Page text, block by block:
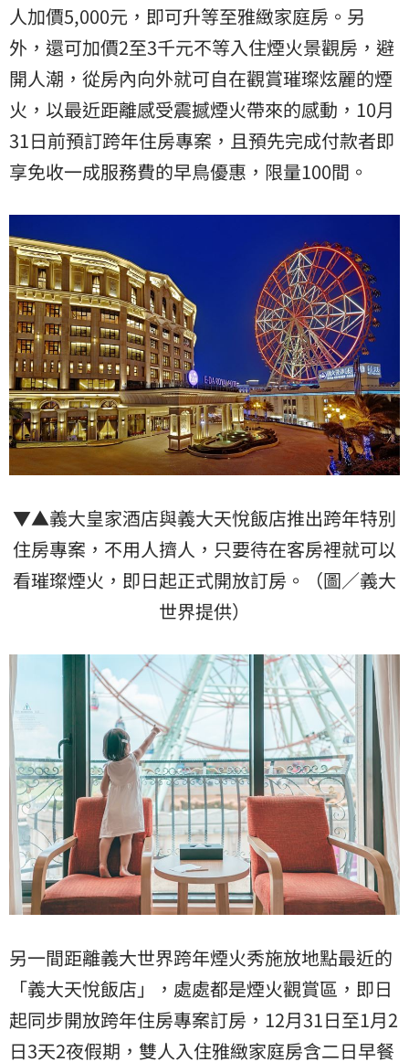
人加價5,000元，即可升等至雅緻家庭房。另
外，還可加價2至3千元不等入住煙火景觀房，避
開人潮，從房內向外就可自在觀賞璀璨炫麗的煙
火，以最近距離感受震撼煙火帶來的感動，10月
31日前預訂跨年住房專案，且預先完成付款者即
享免收一成服務費的早鳥優惠，限量100間。
▼▲義大皇家酒店與義大天悅飯店推出跨年特別
住房專案，不用人擠人，只要待在客房裡就可以
看璀璨煙火，即日起正式開放訂房。（圖／義大
世界提供）
另一間距離義大世界跨年煙火秀施放地點最近的
「義大天悅飯店」，處處都是煙火觀賞區，即日
起同步開放跨年住房專案訂房，12月31日至1月2
日3天2夜假期，雙人入住雅緻家庭房含二日早餐